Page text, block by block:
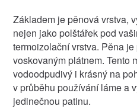
Základem je pěnová vrstva,
nejen jako polštářek pod
termoizolační vrstva. Pěna
voskovaným plátnem. Tento
vodoodpudivý i krásný na
v průběhu používání láme a
jedinečnou patinu.